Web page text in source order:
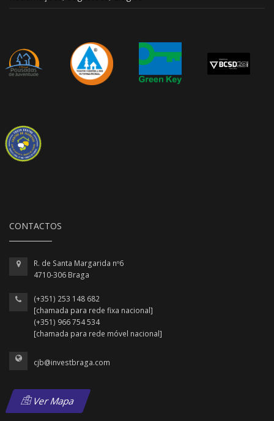
CONTACTOS
R. de Santa Margarida nº6
4710-306 Braga
(+351) 253 148 682
[chamada para rede fixa nacional]
(+351) 966 754 534
[chamada para rede móvel nacional]
cjb@investbraga.com
Ver Mapa